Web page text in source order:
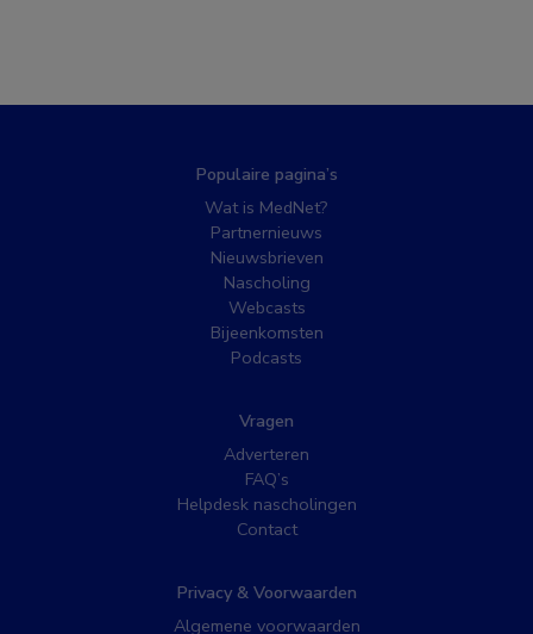
Populaire pagina’s
Wat is MedNet?
Partnernieuws
Nieuwsbrieven
Nascholing
Webcasts
Bijeenkomsten
Podcasts
Vragen
Adverteren
FAQ’s
Helpdesk nascholingen
Contact
Privacy & Voorwaarden
Algemene voorwaarden